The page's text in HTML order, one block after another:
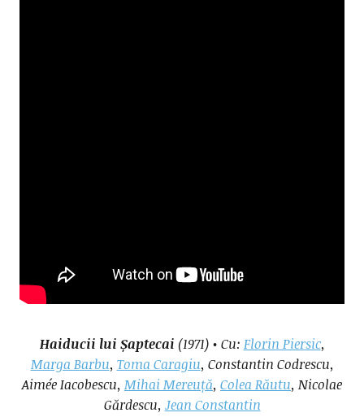
Haiducii lui Șaptecai (1971) • Cu: Florin Piersic,
Marga Barbu, Toma Caragiu, Constantin Codrescu,
Aimée Iacobescu, Mihai Mereuță, Colea Răutu, Nicolae
Gărdescu, Jean Constantin